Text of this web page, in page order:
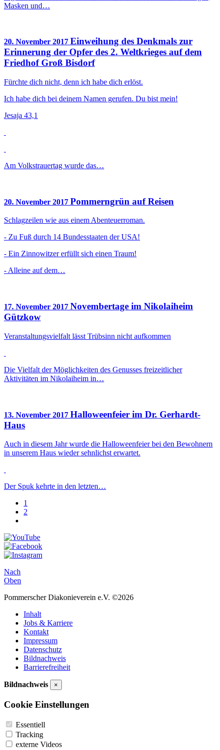
Masken und…
20. November 2017 Einweihung des Denkmals zur
Erinnerung der Opfer des 2. Weltkrieges auf dem
Friedhof Groß Bisdorf
Fürchte dich nicht, denn ich habe dich erlöst.
Ich habe dich bei deinem Namen gerufen. Du bist mein!
Jesaja 43,1
Am Volkstrauertag wurde das…
20. November 2017 Pommerngrün auf Reisen
Schlagzeilen wie aus einem Abenteuerroman.
- Zu Fuß durch 14 Bundesstaaten der USA!
- Ein Zinnowitzer erfüllt sich einen Traum!
- Alleine auf dem…
17. November 2017 Novembertage im Nikolaiheim
Gützkow
Veranstaltungsvielfalt lässt Trübsinn nicht aufkommen
Die Vielfalt der Möglichkeiten des Genusses freizeitlicher
Aktivitäten im Nikolaiheim in…
13. November 2017 Halloweenfeier im Dr. Gerhardt-
Haus
Auch in diesem Jahr wurde die Halloweenfeier bei den Bewohnern
in unserem Haus wieder sehnlichst erwartet.
Der Spuk kehrte in den letzten…
1
2
Nach
Oben
Pommerscher Diakonieverein e.V. ©2026
Inhalt
Jobs & Karriere
Kontakt
Impressum
Datenschutz
Bildnachweis
Barrierefreiheit
Bildnachweis ×
Cookie Einstellungen
Essentiell
Tracking
externe Videos